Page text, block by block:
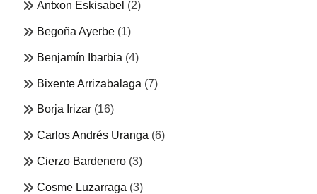
Antxon Eskisabel (2)
Begoña Ayerbe (1)
Benjamín Ibarbia (4)
Bixente Arrizabalaga (7)
Borja Irizar (16)
Carlos Andrés Uranga (6)
Cierzo Bardenero (3)
Cosme Luzarraga (3)